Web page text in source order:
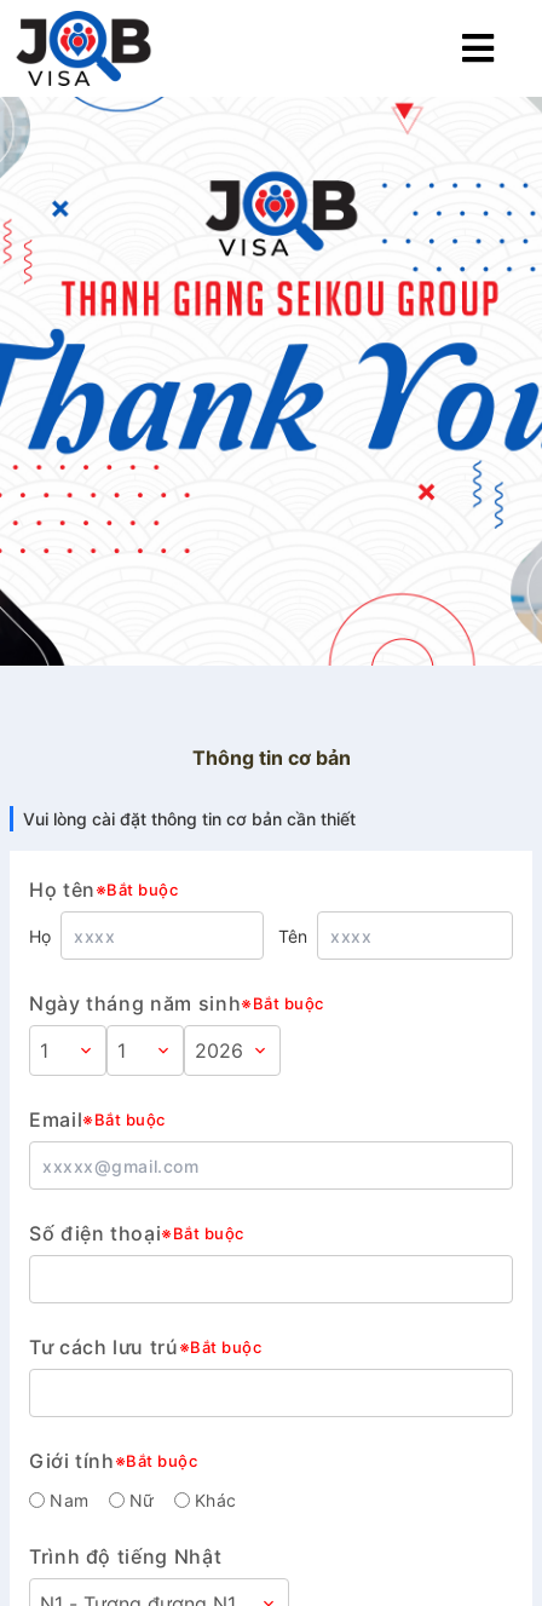
Thông tin cơ bản
Vui lòng cài đặt thông tin cơ bản cần thiết
Họ tên※Bắt buộc
Họ Tên
Ngày tháng năm sinh※Bắt buộc
Email※Bắt buộc
Số điện thoại※Bắt buộc
Tư cách lưu trú※Bắt buộc
Giới tính※Bắt buộc
Nam Nữ Khác
Trình độ tiếng Nhật